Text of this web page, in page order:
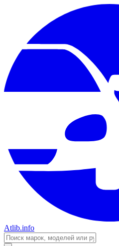
Atlib.info